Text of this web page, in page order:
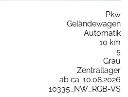
Pkw
Geländewagen
Automatik
10 km
5
Grau
Zentrallager
ab ca. 10.08.2026
10335_NW_RGB-VS